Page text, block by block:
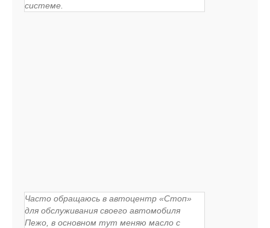
системе.
Часто обращаюсь в автоцентр «Стоп»
для обслуживания своего автомобиля
Пежо, в основном тут меняю масло с